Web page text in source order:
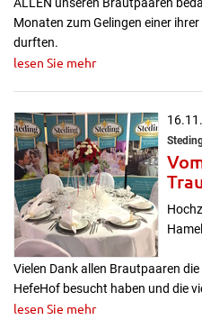
Monaten zum Gelingen einer
durften.
lesen Sie mehr
Vielen Dank allen Brautpaaren
HefeHof besucht haben und die
lesen Sie mehr